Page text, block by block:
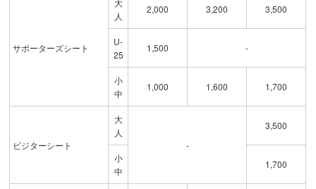
サポーターズシート
人
2,000 3,200 3,500
U-
25
1,500 -
小
中
1,000 1,600 1,700
ビジターシート
大
人
-
3,500
小
中
1,700